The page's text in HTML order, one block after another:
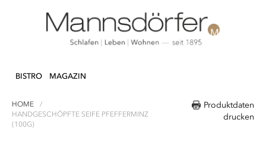
zum
BISTRO MAGAZIN
Produktdaten
drucken
HOME
HANDGESCHÖPFTE SEIFE PFEFFERMINZ
(100G)